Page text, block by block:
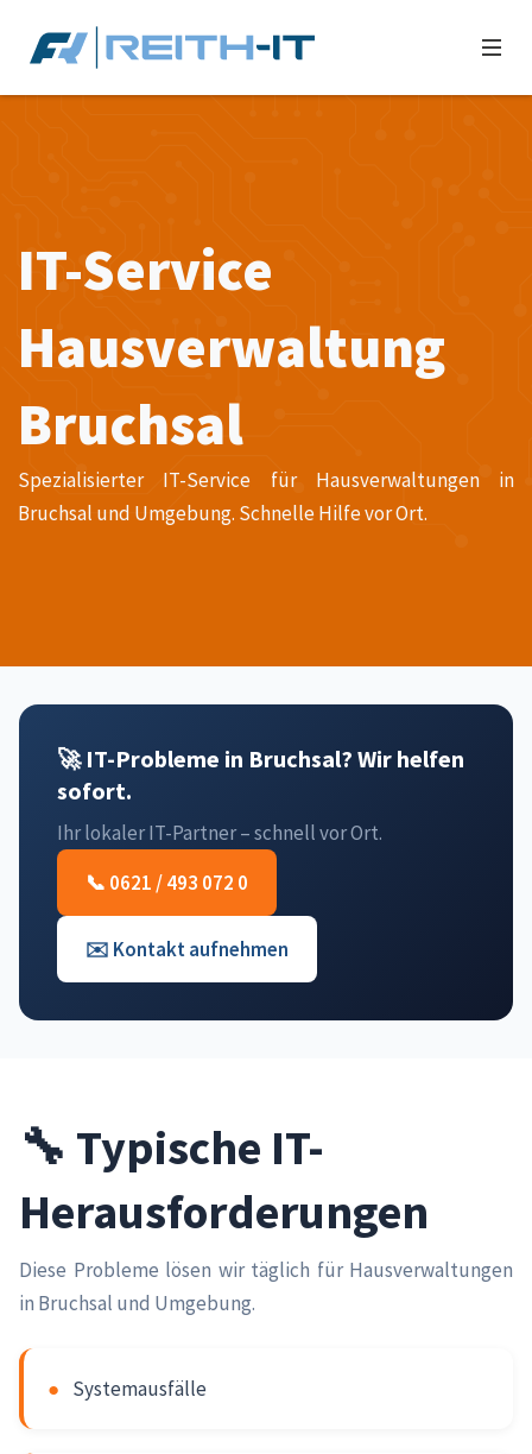
IT-Service
Hausverwaltung
Bruchsal
Spezialisierter IT-Service für Hausverwaltungen in
Bruchsal und Umgebung. Schnelle Hilfe vor Ort.
🚀 IT-Probleme in Bruchsal? Wir helfen
sofort.
Ihr lokaler IT-Partner – schnell vor Ort.
📞 0621 / 493 072 0
✉️ Kontakt aufnehmen
🔧 Typische IT-
Herausforderungen
Diese Probleme lösen wir täglich für Hausverwaltungen
in Bruchsal und Umgebung.
● Systemausfälle